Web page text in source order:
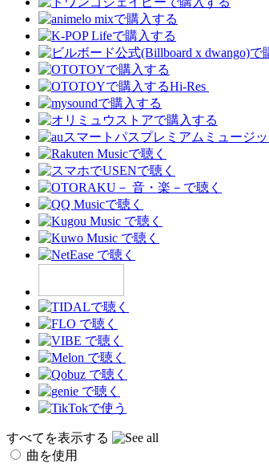
Hi-Res
すべてを表示する
曲を使用